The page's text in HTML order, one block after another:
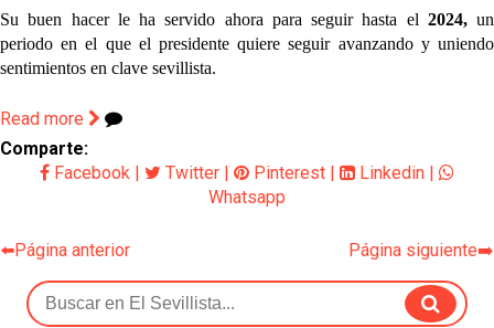
Su buen hacer le ha servido ahora para seguir hasta el 2024,un
periodo en el que el presidente quiere seguir avanzando y uniendo
sentimientos en clave sevillista.
Read more
Comparte:
Facebook
Twitter Pinterest Linkedin
Whatsapp
⬅️Página anterior Página siguiente➡️